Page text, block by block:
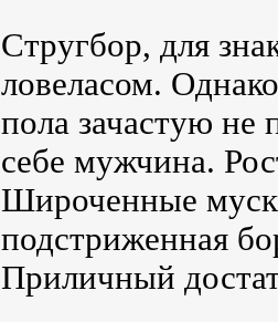
Стругбор, для
ловеласом.
пола зачастую не
себе мужчина.
Широченные
подстриженная
Приличный